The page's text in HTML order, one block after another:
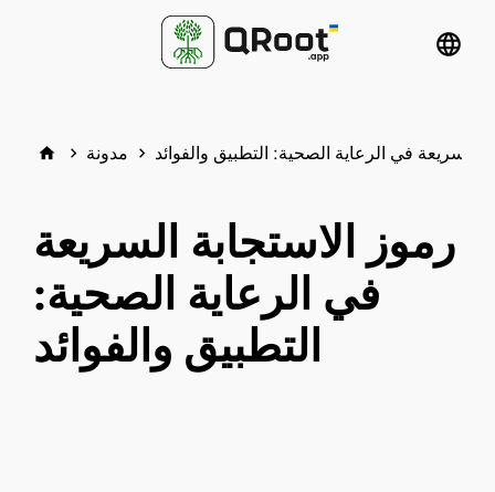
language
home keyboard_arrow_right مدونة keyboard_arrow_right السريعة في الرعاية الصحية: التطبيق والفوائد
رموز الاستجابة السريعة
في الرعاية الصحية:
التطبيق والفوائد